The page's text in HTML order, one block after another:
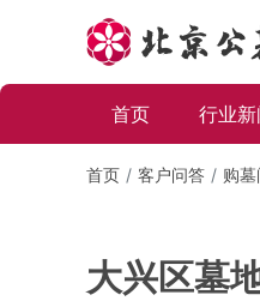
首页 行业新
首页 客户问答 购
大兴区墓